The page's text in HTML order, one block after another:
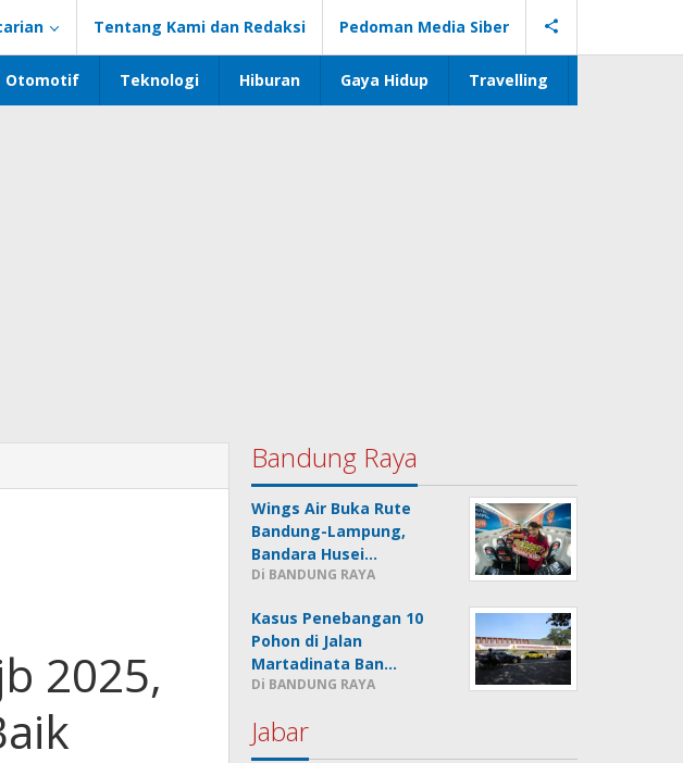
Tentang Kami dan Redaksi Pedoman Media Siber
Otomotif Teknologi Hiburan Gaya Hidup Travelling
2025,
Bandung Raya
Wings Air Buka Rute
Bandung-Lampung,
Bandara Husei…
Di BANDUNG RAYA
Kasus Penebangan 10
Pohon di Jalan
Martadinata Ban…
Di BANDUNG RAYA
Jabar